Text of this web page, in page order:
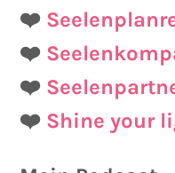
❤️
❤️
❤️
❤️ Shine your